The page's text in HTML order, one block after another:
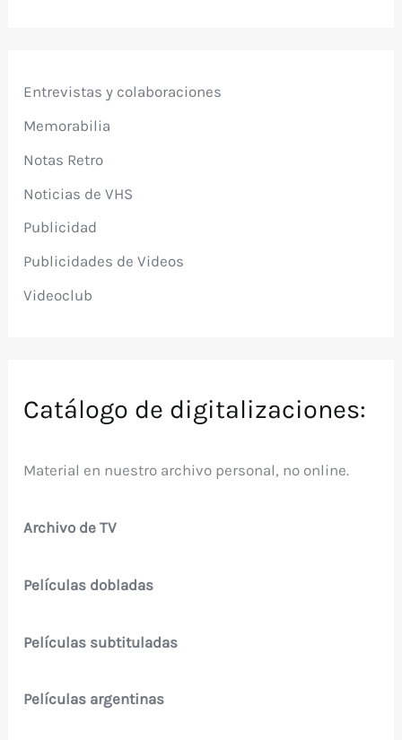
Entrevistas y colaboraciones
Memorabilia
Notas Retro
Noticias de VHS
Publicidad
Publicidades de Videos
Videoclub
Catálogo de digitalizaciones:
Material en nuestro archivo personal, no online.
Archivo de TV
Películas dobladas
Películas subtituladas
Películas argentinas